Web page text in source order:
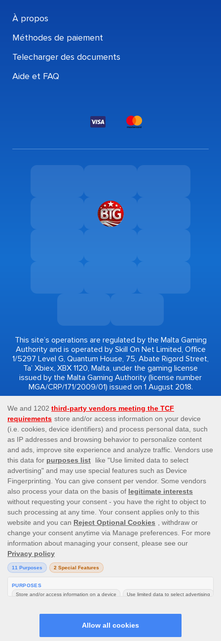
À propos
Méthodes de paiement
Telecharger des documents
Aide et FAQ
This site’s operations are regulated by the Malta Gaming
Authority and is operated by Skill On Net Limited, Office
1/5297 Level G, Quantum House, 75, Abate Rigord Street,
Ta’ Xbiex, XBX 1120, Malta, under the gaming license
issued by the Malta Gaming Authority (license number
MGA/CRP/171/2009/01) issued on 1 August 2018.
Gambling can be addictive, please play responsibly.
Please note that all game images and provider icons
displayed on the logout page are for illustrative purposes
only. Some of the games shown may not be live or
available on the logged-in platform for your country or
account.
© 2026 Inc.AhtiGames. Tous droits réservés.